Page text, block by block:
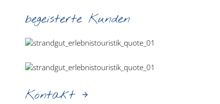
begeisterte Kunden
Kontakt